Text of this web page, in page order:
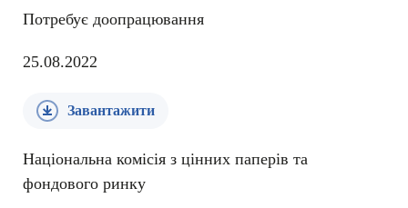
Потребує доопрацювання
25.08.2022
Завантажити
Національна комісія з цінних паперів та
фондового ринку